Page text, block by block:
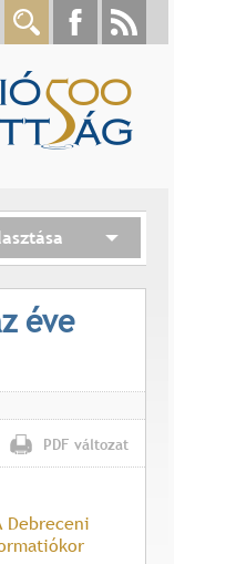
éve
PDF változat
Debreceni